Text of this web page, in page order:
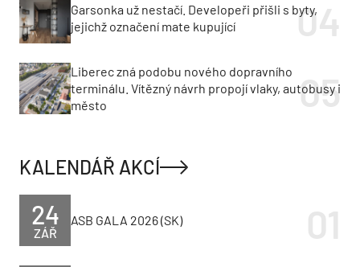
Garsonka už nestačí. Developeři přišli s byty,
jejichž označení mate kupující
Liberec zná podobu nového dopravního
terminálu. Vítězný návrh propojí vlaky, autobusy i
město
KALENDÁŘ AKCÍ
ZÁŘ
24 ASB GALA 2026 (SK)